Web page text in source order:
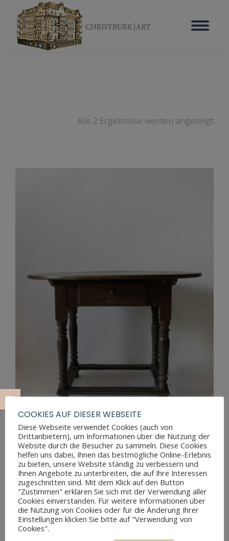
Alle 2 Ergebnisse werden angezeigt
BAROCK TISCH AUS MASSIVER EICHE
COOKIES AUF DIESER WEBSEITE
Diese Webseite verwendet Cookies (auch von
Drittanbietern), um Informationen über die Nutzung der
Website durch die Besucher zu sammeln. Diese Cookies
helfen uns dabei, Ihnen das bestmögliche Online-Erlebnis
zu bieten, unsere Website ständig zu verbessern und
Ihnen Angebote zu unterbreiten, die auf Ihre Interessen
zugeschnitten sind. Mit dem Klick auf den Button
"Zustimmen" erklären Sie sich mit der Verwendung aller
Cookies einverstanden. Für weitere Informationen über
die Nutzung von Cookies oder für die Änderung Ihrer
Einstellungen klicken Sie bitte auf "Verwendung von
Cookies".